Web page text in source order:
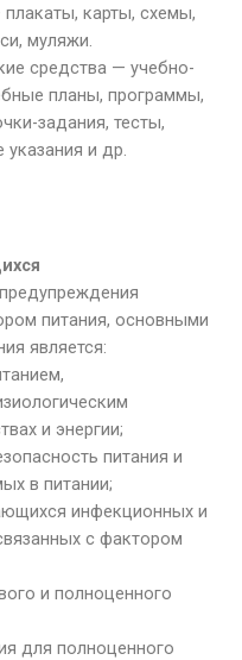
карты, схемы,
муляжи.
средства — учебно-
планы, программы,
задания, тесты,
и др.
питания, основными
является:
и энергии;
питания и
в питании;
инфекционных и
с фактором
и полноценного
для полноценного